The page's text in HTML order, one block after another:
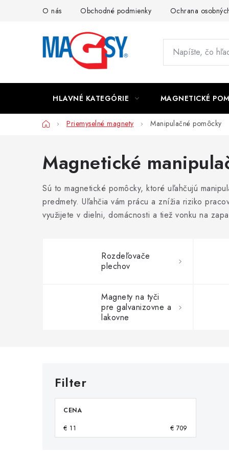
O nás Obchodné podmienky Ochrana
HLAVNÉ KATEGÓRIE MAGNETICKÉ
DomovPriemyselné magnety Manipulačné pomôcky
Magnetické
Sú to magnetické pomôcky, ktoré uľahčujú
predmety. Uľahčia vám prácu a znížia riziko
využijete v dielni, domácnosti a tiež vonku na
Rozdeľovače
plechov
Magnety na tyči
pre galvanizovne a
lakovne
CENA
€ 11 € 709